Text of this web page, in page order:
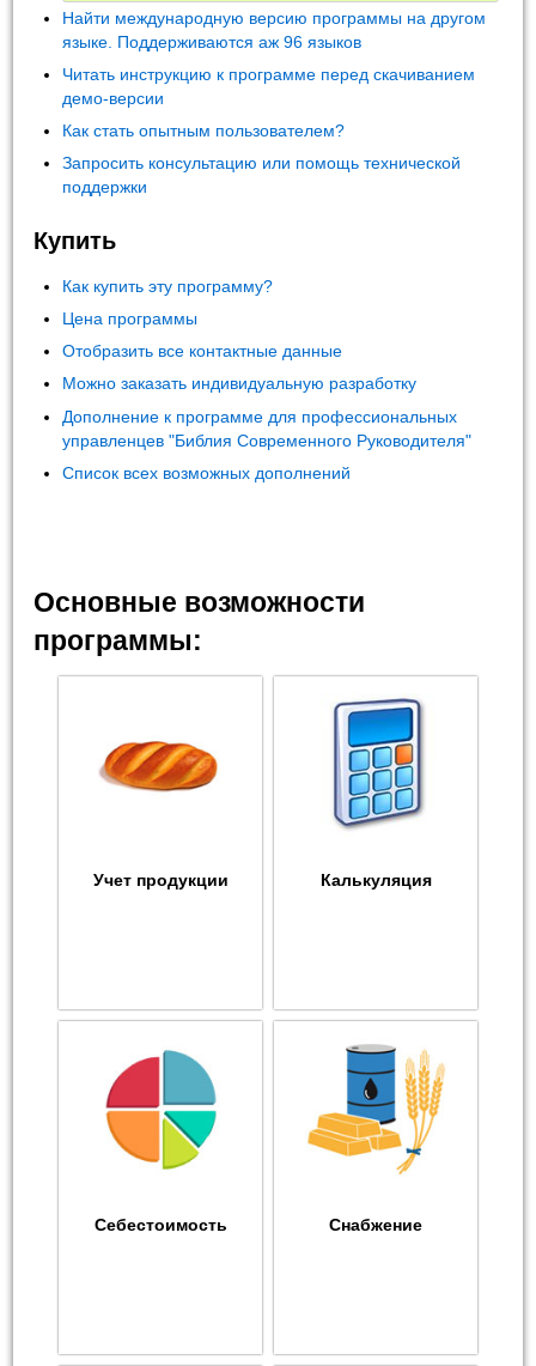
Найти международную версию программы на другом
языке. Поддерживаются аж 96 языков
Читать инструкцию к программе перед скачиванием
демо-версии
Как стать опытным пользователем?
Запросить консультацию или помощь технической
поддержки
Купить
Как купить эту программу?
Цена программы
Отобразить все контактные данные
Можно заказать индивидуальную разработку
Дополнение к программе для профессиональных
управленцев "Библия Современного Руководителя"
Список всех возможных дополнений
Основные возможности
программы:
Учет продукции Калькуляция
Себестоимость Снабжение